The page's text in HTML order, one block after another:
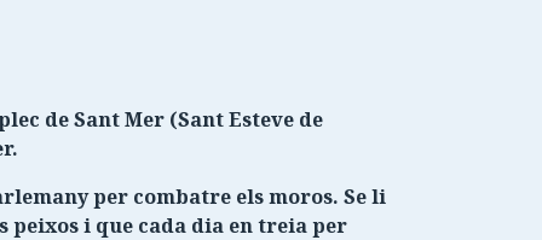
de Sant Mer (Sant Esteve de
per combatre els moros. Se li
i que cada dia en treia per